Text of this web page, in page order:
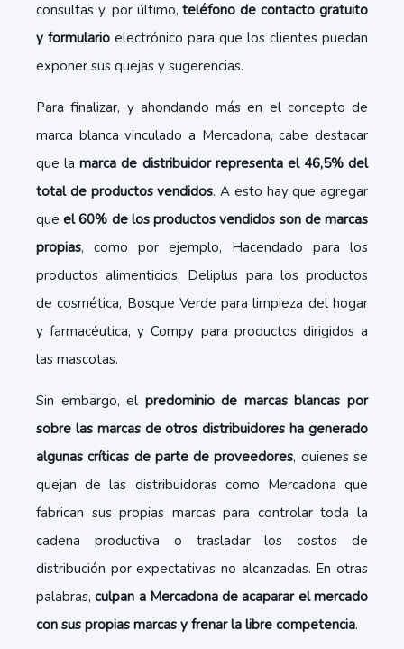
consultas y, por último,teléfono de contacto gratuito
y formulario electrónico para que los clientes puedan
exponer sus quejas y sugerencias.
Para finalizar, y ahondando más en el concepto de
marca blanca vinculado a Mercadona, cabe destacar
que lamarca de distribuidor representa el 46,5% del
total de productos vendidos. A esto hay que agregar
queel 60% de los productos vendidos son de marcas
propias, como por ejemplo, Hacendado para los
productos alimenticios, Deliplus para los productos
de cosmética, Bosque Verde para limpieza del hogar
y farmacéutica, y Compy para productos dirigidos a
las mascotas.
Sin embargo, el predominio de marcas blancas por
sobre las marcas de otros distribuidores ha generado
algunas críticas de parte de proveedores, quienes se
quejan de las distribuidoras como Mercadona que
fabrican sus propias marcas para controlar toda la
cadena productiva o trasladar los costos de
distribución por expectativas no alcanzadas. En otras
palabras,culpan a Mercadona de acaparar el mercado
con sus propias marcas y frenar la libre competencia.